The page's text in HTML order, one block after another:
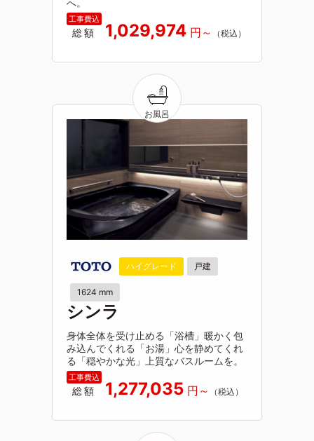
総額 1,029,974
ハイグレード 戸建
1624 mm
シンラ
身体全体を受け止める「浴槽」暖かく包
み込んでくれる「お湯」心を静めてくれ
る「穏やかな光」上質なバスルームを。
総額 1,277,035